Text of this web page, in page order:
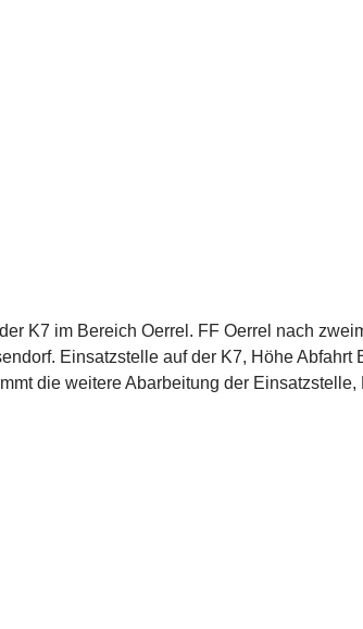
K7 im Bereich Oerrel. FF Oerrel nach
Einsatzstelle auf der K7, Höhe Abfahrt
die weitere Abarbeitung der